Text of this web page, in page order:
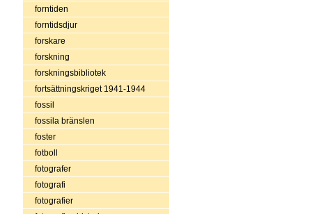
forntiden
forntidsdjur
forskare
forskning
forskningsbibliotek
fortsättningskriget 1941-1944
fossil
fossila bränslen
foster
fotboll
fotografer
fotografi
fotografier